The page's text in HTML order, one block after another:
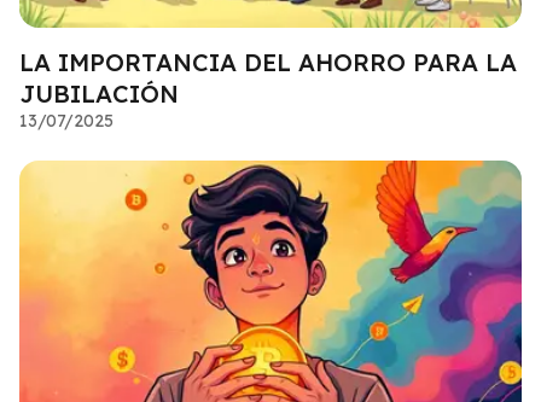
LA IMPORTANCIA DEL AHORRO PARA LA
JUBILACIÓN
13/07/2025